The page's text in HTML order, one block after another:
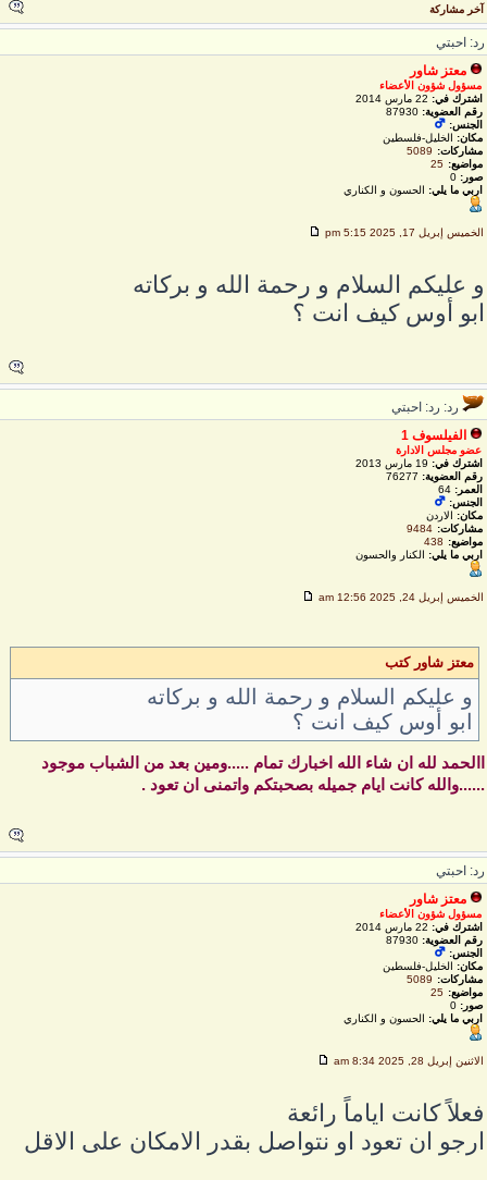
آخر مشاركة
احبتي
معتز شاور
مسؤول شؤون الأعضاء
اشترك في:22 مارس 2014
رقم العضوية:87930
الجنس:
مكان:الخليل-فلسطين
مشاركات:
5089
مواضيع:
25
صور: 0
اربي ما يلي:الحسون و الكناري
الخميس إبريل 17, 2025 5:15 pm
عليكم السلام و رحمة الله و بركاته
أوس كيف انت ؟
رد: رد: احبتي
الفيلسوف 1
عضو مجلس الادارة
اشترك في:19 مارس 2013
رقم العضوية:76277
العمر: 64
الجنس:
مكان:الاردن
مشاركات:
9484
مواضيع:
438
اربي ما يلي:الكنار والحسون
الخميس إبريل 24, 2025 12:56 am
معتز شاور كتب
و عليكم السلام و رحمة الله و بركاته
ابو أوس كيف انت ؟
لله ان شاء الله اخبارك تمام .....ومين بعد من الشباب موجود
كانت ايام جميله بصحبتكم واتمنى ان تعود .
احبتي
معتز شاور
مسؤول شؤون الأعضاء
اشترك في:22 مارس 2014
رقم العضوية:87930
الجنس:
مكان:الخليل-فلسطين
مشاركات:
5089
مواضيع:
25
صور: 0
اربي ما يلي:الحسون و الكناري
الاثنين إبريل 28, 2025 8:34 am
كانت اياماً رائعة
ان تعود او نتواصل بقدر الامكان على الاقل